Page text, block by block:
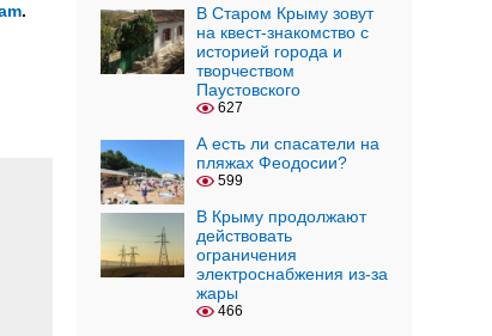
.
В Старом Крыму зовут
на квест-знакомство с
историей города и
творчеством
Паустовского
627
А есть ли спасатели на
пляжах Феодосии?
599
В Крыму продолжают
действовать
ограничения
электроснабжения из-за
жары
466